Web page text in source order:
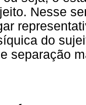
Nesse
do
separação